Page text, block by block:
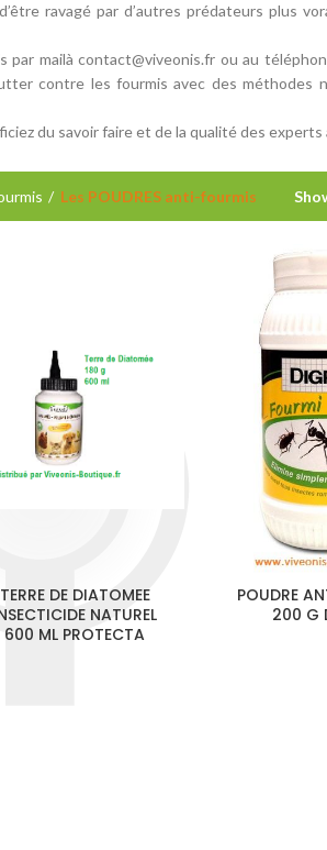
ravagé par d’autres prédateurs plus
par mailà contact@viveonis.fr ou au
contre les fourmis avec des
du savoir faire et de la qualité des
Les POUDRES anti-fourmis
TERRE DE DIATOMEE
NATUREL
600 ML PROTECTA
POUDRE
200 G